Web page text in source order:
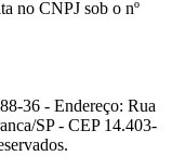
no CNPJ sob o nº
36 - Endereço: Rua
SP - CEP 14.403-